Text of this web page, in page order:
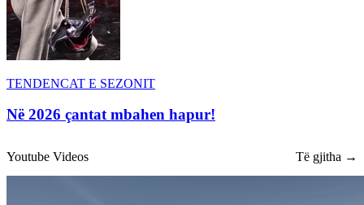
TENDENCAT E SEZONIT
Në 2026 çantat mbahen hapur!
Youtube Videos Të gjitha →